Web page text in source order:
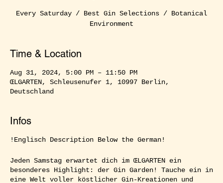
Every Saturday / Best Gin Selections / Botanical
Environment
Time & Location
Aug 31, 2024, 5:00 PM – 11:50 PM
ŒLGARTEN, Schleusenufer 1, 10997 Berlin,
Deutschland
Infos
!Englisch Description Below the German!
Jeden Samstag erwartet dich im ŒLGARTEN ein
besonderes Highlight: der Gin Garden! Tauche ein in
eine Welt voller köstlicher Gin-Kreationen und